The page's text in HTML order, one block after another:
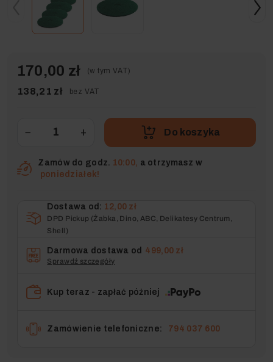
170,00 zł (w tym VAT)
138,21 zł bez VAT
− + Do koszyka
Zamów do godz. 10:00, a otrzymasz w
poniedziałek!
Dostawa od: 12,00 zł
DPD Pickup (Żabka, Dino, ABC, Delikatesy Centrum,
Shell)
Darmowa dostawa od 499,00 zł
Sprawdź szczegóły
Kup teraz - zapłać później
Zamówienie telefoniczne: 794 037 600